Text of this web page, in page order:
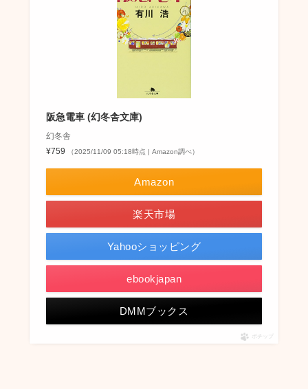
阪急電車 (幻冬舎文庫)
幻冬舎
¥759
（2025/11/09 05:18時点 | Amazon調べ）
Amazon
楽天市場
Yahooショッピング
ebookjapan
DMMブックス
ポチップ